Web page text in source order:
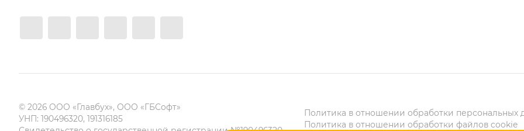
© 2026 ООО «Главбух», ООО «ГБСофт»
УНП: 190496320, 191316185
Политика в отношении обработки персональных
Политика в отношении обработки файлов cookie